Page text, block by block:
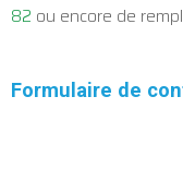
82 ou encore de
Formulaire de